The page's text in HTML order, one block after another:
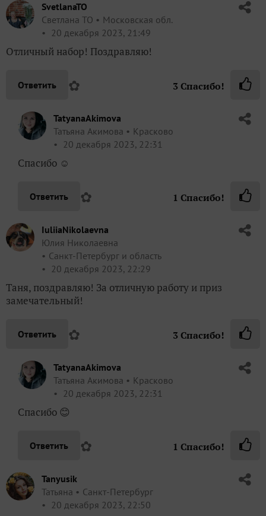
SvetlanaTO
Светлана ТО
Московская обл.
20 декабря 2023, 21:49
Отличный набор! Поздравляю!
Ответить ✿ 3 Спасибо!
TatyanaAkimova
Татьяна Акимова
Красково
20 декабря 2023, 22:31
Спасибо ☺
Ответить ✿ 1 Спасибо!
IuliiaNikolaevna
Юлия Николаевна
Санкт-Петербург и область
20 декабря 2023, 22:29
Таня, поздравляю! За отличную работу и приз
замечательный!
Ответить ✿ 3 Спасибо!
TatyanaAkimova
Татьяна Акимова
Красково
20 декабря 2023, 22:31
Спасибо 😊
Ответить ✿ 1 Спасибо!
Tanyusik
Татьяна
Санкт-Петербург
20 декабря 2023, 22:50